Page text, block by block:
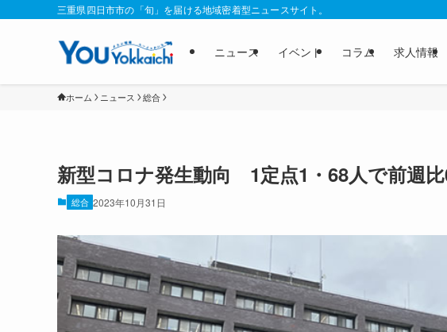
三重県四日市市の「旬」を届ける地域密着型ニュースサイト。
ニュース イベント コラム 求人情報
ホーム ニュース 総合
新型コロナ発生動向 1定点1・68人で前週
総合 2023年10月31日